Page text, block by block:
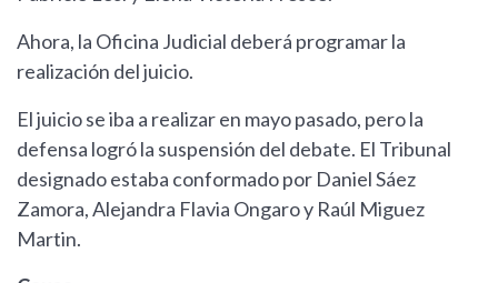
Ahora, la Oficina Judicial deberá programar la
realización del juicio.
El juicio se iba a realizar en mayo pasado, pero la
defensa logró la suspensión del debate. El Tribunal
designado estaba conformado por Daniel Sáez
Zamora, Alejandra Flavia Ongaro y Raúl Miguez
Martin.